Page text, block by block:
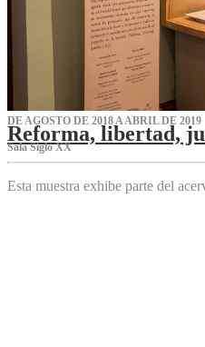
DE AGOSTO DE 2018 A ABRIL DE 2019
Reforma, libertad,
Sala Siglo XX
Esta muestra exhibe parte del